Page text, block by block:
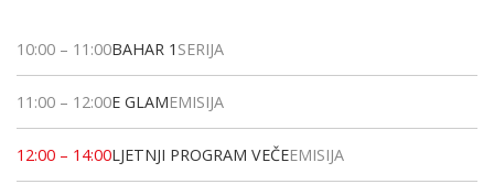
10:00 – 11:00BAHAR 1 SERIJA
11:00 – 12:00E GLAMEMISIJA
12:00 – 14:00LJETNJI PROGRAM VEČEEMISIJA